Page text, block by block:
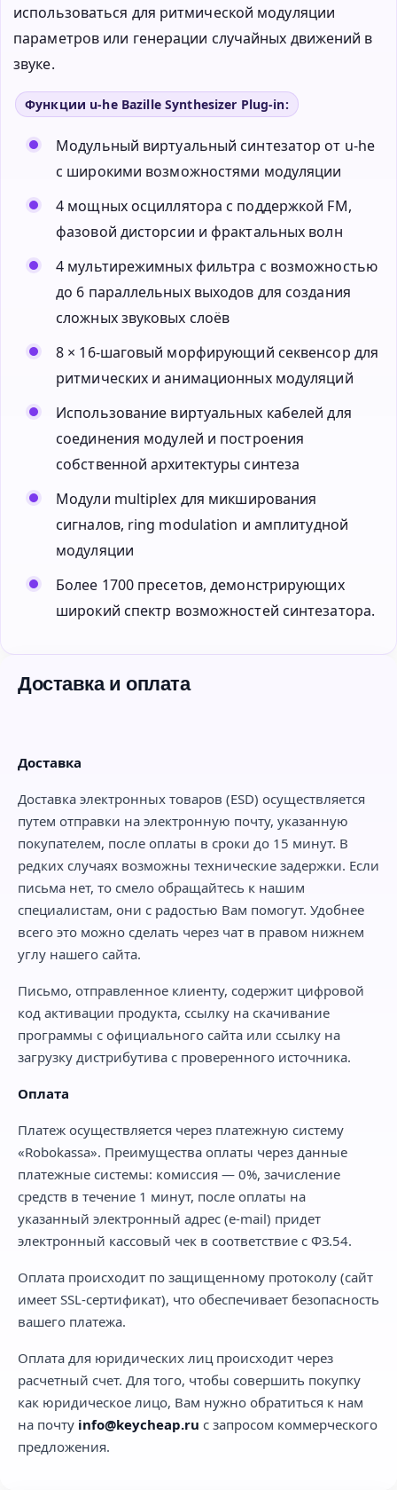
использоваться для ритмической модуляции
параметров или генерации случайных движений в
звуке.
Функции u-he Bazille Synthesizer Plug-in:
Модульный виртуальный синтезатор от u-he
с широкими возможностями модуляции
4 мощных осциллятора с поддержкой FM,
фазовой дисторсии и фрактальных волн
4 мультирежимных фильтра с возможностью
до 6 параллельных выходов для создания
сложных звуковых слоёв
8 × 16-шаговый морфирующий секвенсор для
ритмических и анимационных модуляций
Использование виртуальных кабелей для
соединения модулей и построения
собственной архитектуры синтеза
Модули multiplex для микширования
сигналов, ring modulation и амплитудной
модуляции
Более 1700 пресетов, демонстрирующих
широкий спектр возможностей синтезатора.
Доставка и оплата
Доставка
Доставка электронных товаров (ESD) осуществляется
путем отправки на электронную почту, указанную
покупателем, после оплаты в сроки до 15 минут. В
редких случаях возможны технические задержки. Если
письма нет, то смело обращайтесь к нашим
специалистам, они с радостью Вам помогут. Удобнее
всего это можно сделать через чат в правом нижнем
углу нашего сайта.
Письмо, отправленное клиенту, содержит цифровой
код активации продукта, ссылку на скачивание
программы с официального сайта или ссылку на
загрузку дистрибутива с проверенного источника.
Оплата
Платеж осуществляется через платежную систему
«Robokassa». Преимущества оплаты через данные
платежные системы: комиссия — 0%, зачисление
средств в течение 1 минут, после оплаты на
указанный электронный адрес (e-mail) придет
электронный кассовый чек в соответствие с ФЗ.54.
Оплата происходит по защищенному протоколу (сайт
имеет SSL-сертификат), что обеспечивает безопасность
вашего платежа.
Оплата для юридических лиц происходит через
расчетный счет. Для того, чтобы совершить покупку
как юридическое лицо, Вам нужно обратиться к нам
на почту info@keycheap.ru с запросом коммерческого
предложения.